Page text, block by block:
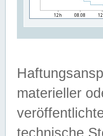
materieller
technische